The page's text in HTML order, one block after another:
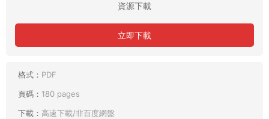
資源下載
立即下載
格式： PDF
頁碼： 180 pages
下載： 高速下載/非百度網盤